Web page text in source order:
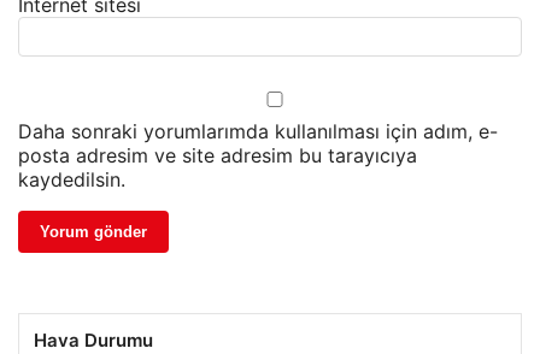
İnternet sitesi
Daha sonraki yorumlarımda kullanılması için adım, e-
posta adresim ve site adresim bu tarayıcıya
kaydedilsin.
Hava Durumu